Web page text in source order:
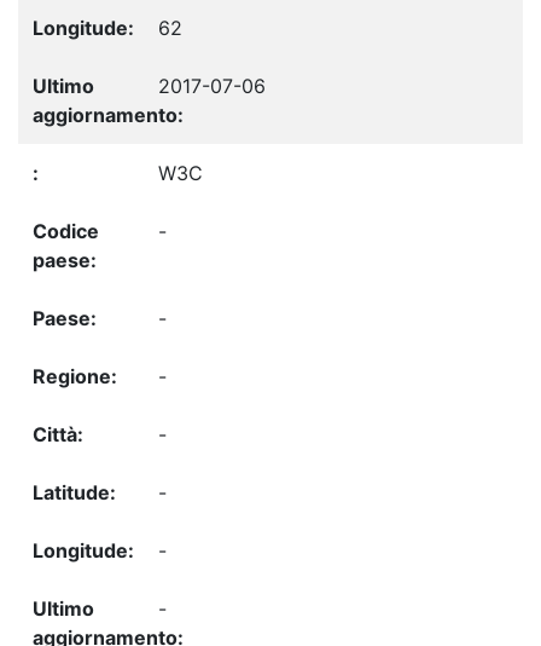
62
2017-07-06
W3C
-
-
-
-
-
-
-